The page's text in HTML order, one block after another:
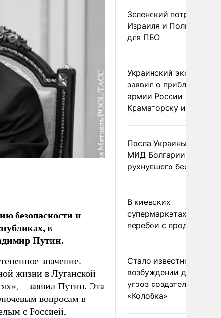
безопасности и
в
Путин.
значение.
жизни в Луганской
– заявил Путин. Эта
вопросам в
с Россией,
Зеленский потребовал
Израиля и Польши
для ПВО
Украинский эксперт
заявил о приближении
армии России к
Краматорску и
Посла Украины
МИД Болгарии из-за
рухнувшего
В киевских
супермаркетах
перебои с продуктами
Стало известно о
возбуждении дела из-
угроз создателям
«Колобка»